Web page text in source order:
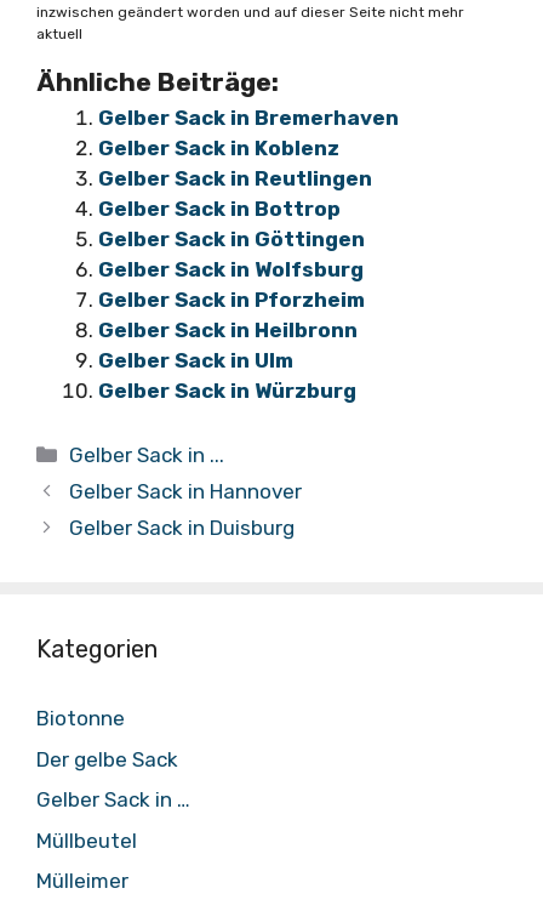
inzwischen geändert worden und auf dieser Seite nicht mehr
aktuell
Ähnliche Beiträge:
Gelber Sack in Bremerhaven
Gelber Sack in Koblenz
Gelber Sack in Reutlingen
Gelber Sack in Bottrop
Gelber Sack in Göttingen
Gelber Sack in Wolfsburg
Gelber Sack in Pforzheim
Gelber Sack in Heilbronn
Gelber Sack in Ulm
Gelber Sack in Würzburg
Kategorien
Gelber Sack in ...
Gelber Sack in Hannover
Gelber Sack in Duisburg
Kategorien
Biotonne
Der gelbe Sack
Gelber Sack in …
Müllbeutel
Mülleimer